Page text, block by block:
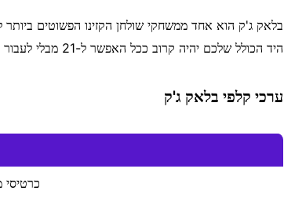
בלאק ג'ק הוא אחד ממשחקי שולחן הקזינו הפשוטים
היד הכולל שלכם יהיה קרוב ככל האפשר ל-21 מבלי לעבור אותו.
ערכי קלפי בלאק ג'ק
כרטיסי